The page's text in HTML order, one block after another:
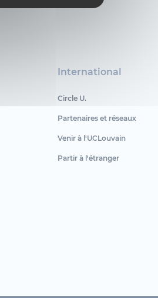
International
Circle U.
Partenaires et réseaux
Venir à l'UCLouvain
Partir à l'étranger